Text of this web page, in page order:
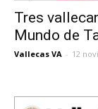
Tres
Mundo de
Vallecas VA - 12